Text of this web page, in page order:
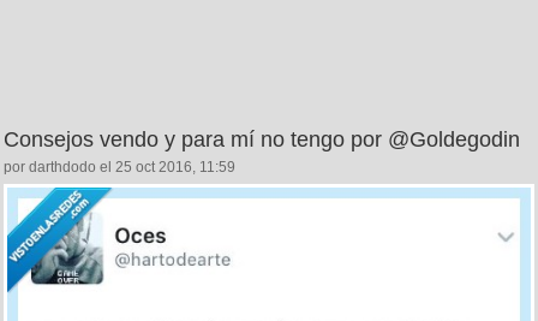
Consejos vendo y para mí no tengo por @Goldegodin
por darthdodo el 25 oct 2016, 11:59